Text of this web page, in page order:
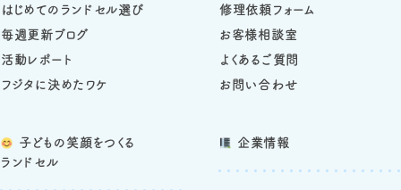
子どもの笑顔をつくる
ランドセル
はじめてのランドセル選び
毎週更新ブログ
活動レポート
フジタに決めたワケ
修理依頼フォーム
お客様相談室
よくあるご質問
お問い合わせ
企業情報